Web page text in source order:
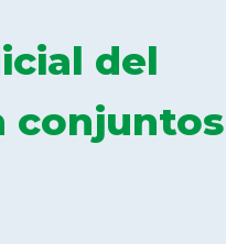
del
conjuntos